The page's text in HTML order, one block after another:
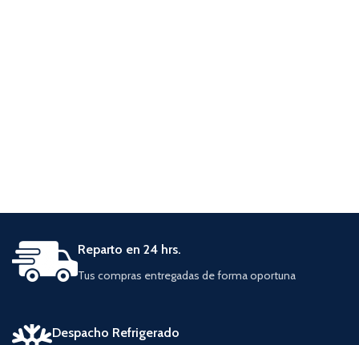
Reparto en 24 hrs.
Tus compras entregadas de forma oportuna
Despacho Refrigerado